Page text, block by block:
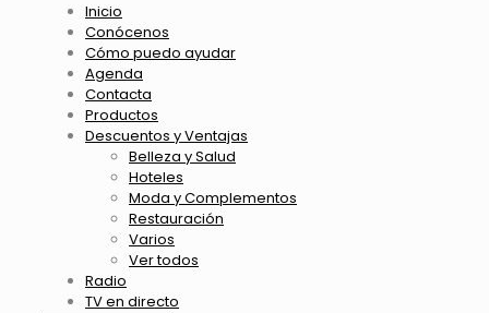
Inicio
Conócenos
Cómo puedo ayudar
Agenda
Contacta
Productos
Descuentos y Ventajas
Belleza y Salud
Hoteles
Moda y Complementos
Restauración
Varios
Ver todos
Radio
TV en directo